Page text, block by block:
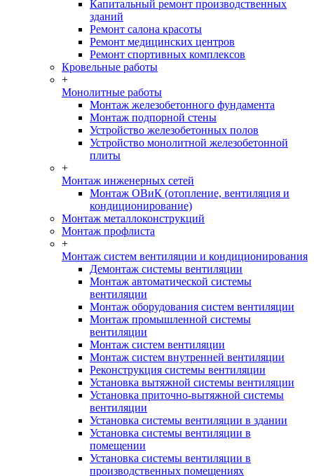
Капитальный ремонт производственных
зданий
Ремонт салона красоты
Ремонт медицинских центров
Ремонт спортивных комплексов
Кровельные работы
+
Монолитные работы
Монтаж железобетонного фундамента
Монтаж подпорной стены
Устройство железобетонных полов
Устройство монолитной железобетонной
плиты
+
Монтаж инженерных сетей
Монтаж ОВиК (отопление, вентиляция и
кондиционирование)
Монтаж металлоконструкций
Монтаж профлиста
+
Монтаж систем вентиляции и кондиционирования
Демонтаж системы вентиляции
Монтаж автоматической системы
вентиляции
Монтаж оборудования систем вентиляции
Монтаж промышленной системы
вентиляции
Монтаж систем вентиляции
Монтаж систем внутренней вентиляции
Реконструкция системы вентиляции
Установка вытяжной системы вентиляции
Установка приточно-вытяжной системы
вентиляции
Установка системы вентиляции в здании
Установка системы вентиляции в
помещении
Установка системы вентиляции в
производственных помещениях